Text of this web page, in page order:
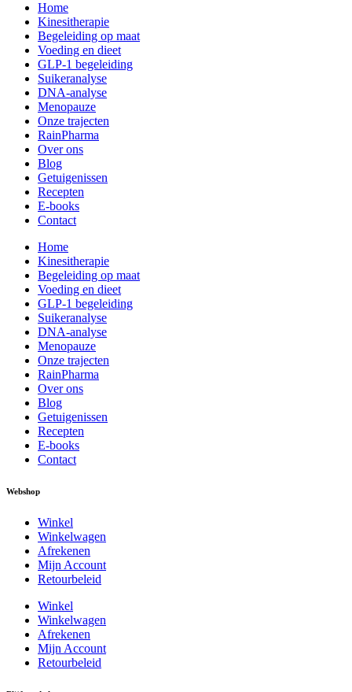
Home
Kinesitherapie
Begeleiding op maat
Voeding en dieet
GLP-1 begeleiding
Suikeranalyse
DNA-analyse
Menopauze
Onze trajecten
RainPharma
Over ons
Blog
Getuigenissen
Recepten
E-books
Contact
Home
Kinesitherapie
Begeleiding op maat
Voeding en dieet
GLP-1 begeleiding
Suikeranalyse
DNA-analyse
Menopauze
Onze trajecten
RainPharma
Over ons
Blog
Getuigenissen
Recepten
E-books
Contact
Webshop
Winkel
Winkelwagen
Afrekenen
Mijn Account
Retourbeleid
Winkel
Winkelwagen
Afrekenen
Mijn Account
Retourbeleid